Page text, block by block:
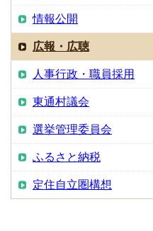
情報公開
広報・広聴
人事行政・職員採用
東通村議会
選挙管理委員会
ふるさと納税
定住自立圏構想